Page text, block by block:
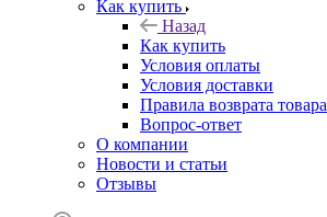
Как купить
Назад
Как купить
Условия оплаты
Условия доставки
Правила возврата товара
Вопрос-ответ
О компании
Новости и статьи
Отзывы